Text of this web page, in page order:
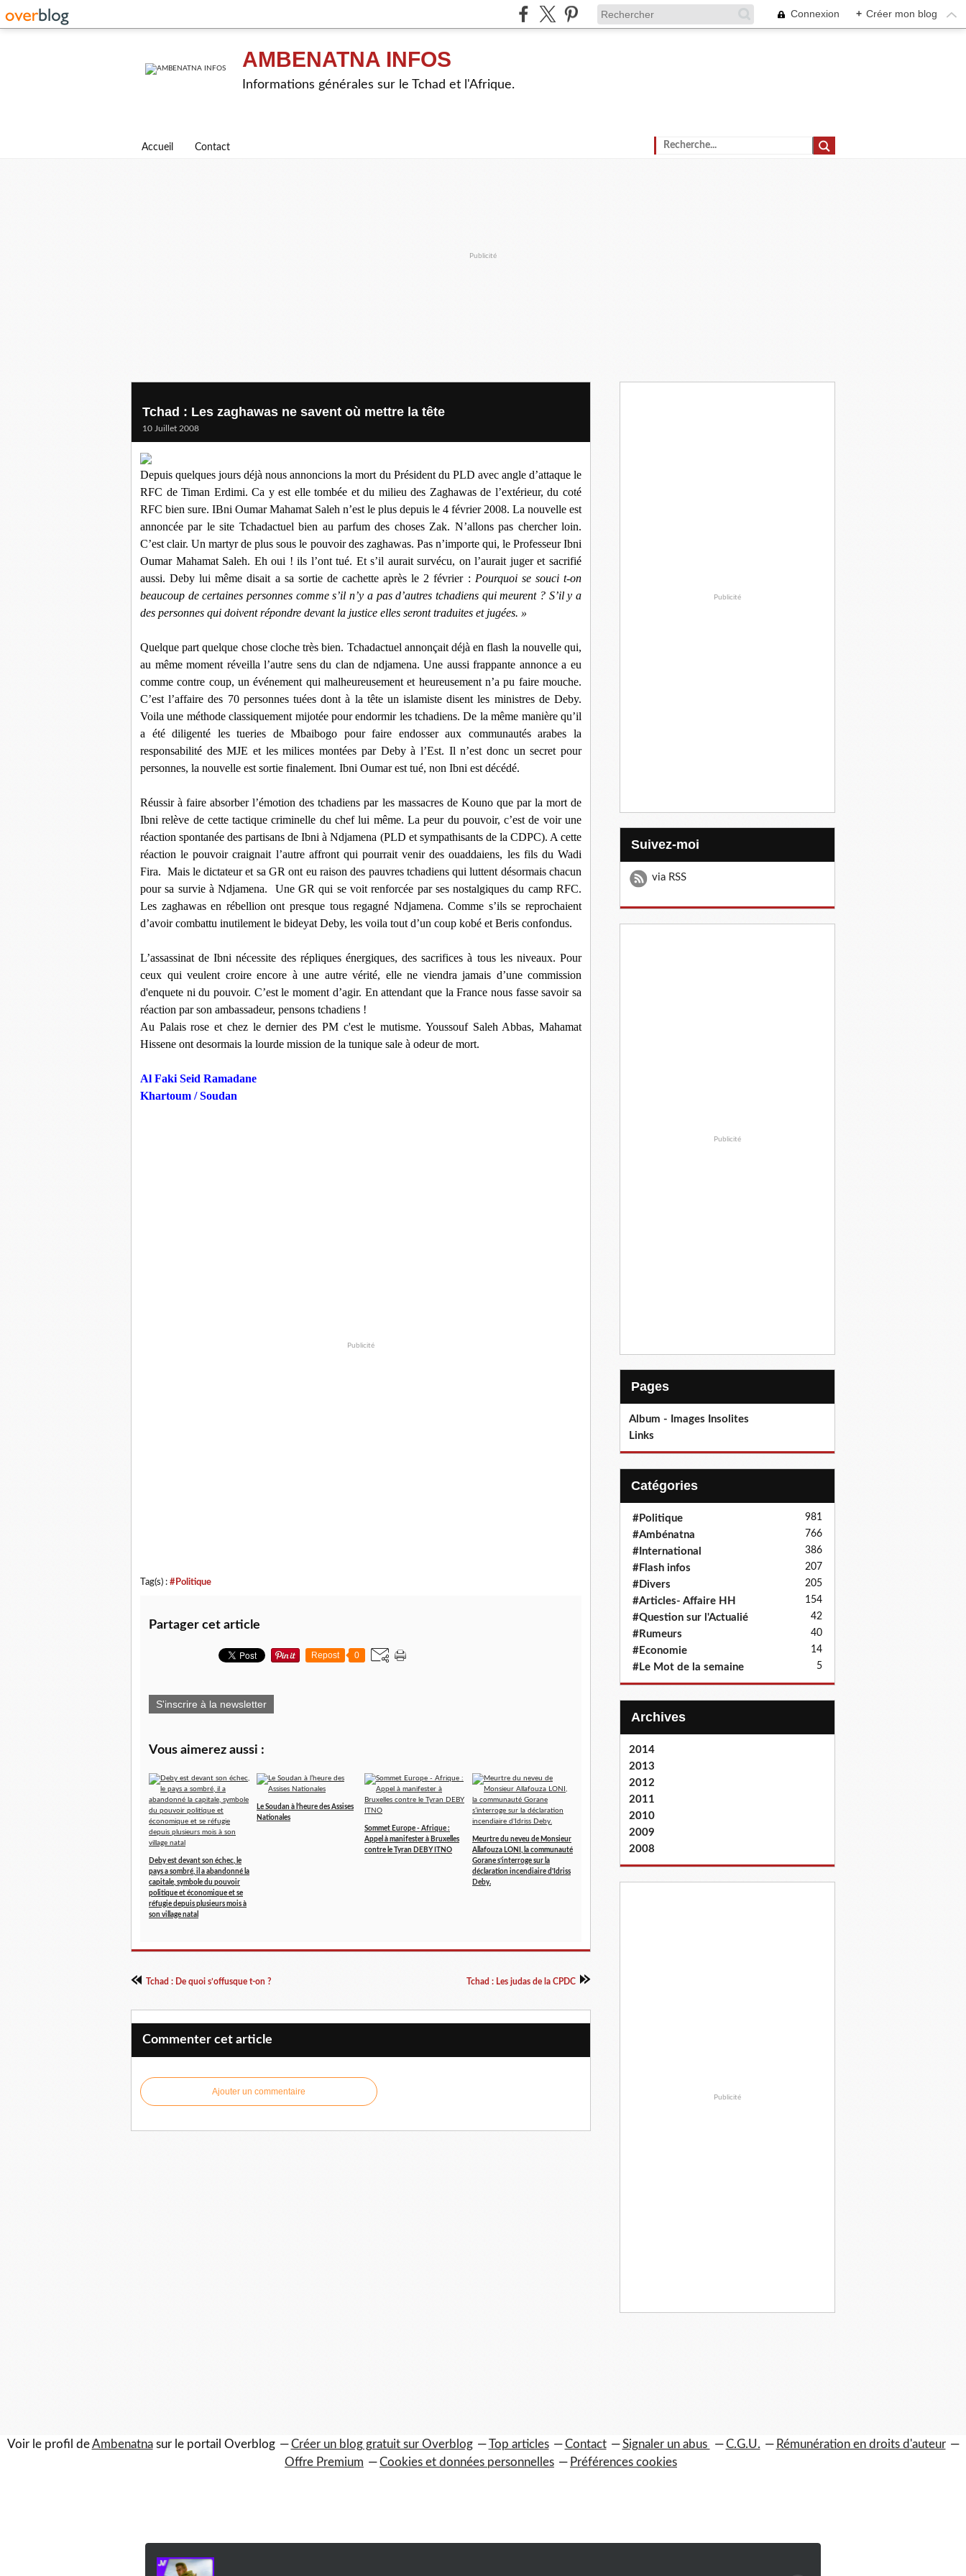
Connexion + Créer mon blog
AMBENATNA INFOS
Informations générales sur le Tchad et l'Afrique.
Accueil Contact
Publicité
Tchad : Les zaghawas ne savent où mettre la tête
10 Juillet 2008
Depuis quelques jours déjà nous annoncions la mort du Président du PLD avec angle d’attaque le
RFC de Timan Erdimi. Ca y est elle tombée et du milieu des Zaghawas de l’extérieur, du coté
RFC bien sure. IBni Oumar Mahamat Saleh n’est le plus depuis le 4 février 2008. La nouvelle est
annoncée par le site Tchadactuel bien au parfum des choses Zak. N’allons pas chercher loin.
C’est clair. Un martyr de plus sous le pouvoir des zaghawas. Pas n’importe qui, le Professeur Ibni
Oumar Mahamat Saleh. Eh oui ! ils l’ont tué. Et s’il aurait survécu, on l’aurait juger et sacrifié
aussi. Deby lui même disait a sa sortie de cachette après le 2 février : Pourquoi se souci t-on
beaucoup de certaines personnes comme s’il n’y a pas d’autres tchadiens qui meurent ? S’il y a
des personnes qui doivent répondre devant la justice elles seront traduites et jugées. »
Quelque part quelque chose cloche très bien. Tchadactuel annonçait déjà en flash la nouvelle qui,
au même moment réveilla l’autre sens du clan de ndjamena. Une aussi frappante annonce a eu
comme contre coup, un événement qui malheureusement et heureusement n’a pu faire mouche.
C’est l’affaire des 70 personnes tuées dont à la tête un islamiste disent les ministres de Deby.
Voila une méthode classiquement mijotée pour endormir les tchadiens. De la même manière qu’il
a été diligenté les tueries de Mbaibogo pour faire endosser aux communautés arabes la
responsabilité des MJE et les milices montées par Deby à l’Est. Il n’est donc un secret pour
personnes, la nouvelle est sortie finalement. Ibni Oumar est tué, non Ibni est décédé.
Réussir à faire absorber l’émotion des tchadiens par les massacres de Kouno que par la mort de
Ibni relève de cette tactique criminelle du chef lui même. La peur du pouvoir, c’est de voir une
réaction spontanée des partisans de Ibni à Ndjamena (PLD et sympathisants de la CDPC). A cette
réaction le pouvoir craignait l’autre affront qui pourrait venir des ouaddaiens, les fils du Wadi
Fira. Mais le dictateur et sa GR ont eu raison des pauvres tchadiens qui luttent désormais chacun
pour sa survie à Ndjamena.
Une GR qui se voit renforcée par ses nostalgiques du camp RFC.
Les zaghawas en rébellion ont presque tous regagné Ndjamena. Comme s’ils se reprochaient
d’avoir combattu inutilement le bideyat Deby, les voila tout d’un coup kobé et Beris confondus.
L’assassinat de Ibni nécessite des répliques énergiques, des sacrifices à tous les niveaux. Pour
ceux qui veulent croire encore à une autre vérité, elle ne viendra jamais d’une commission
d'enquete ni du pouvoir. C’est le moment d’agir. En attendant que la France nous fasse savoir sa
réaction par son ambassadeur, pensons tchadiens !
Au Palais rose et chez le dernier des PM c'est le mutisme. Youssouf Saleh Abbas, Mahamat
Hissene ont desormais la lourde mission de la tunique sale à odeur de mort.
Al Faki Seid Ramadane
Khartoum / Soudan
Publicité
Tag(s) : #Politique
Partager cet article
Repost 0
S'inscrire à la newsletter
Vous aimerez aussi :
Deby est devant son échec, le
pays a sombré, il a abandonné la
capitale, symbole du pouvoir
politique et économique et se
réfugie depuis plusieurs mois à
son village natal
Le Soudan à l’heure des Assises
Nationales
Sommet Europe - Afrique :
Appel à manifester à Bruxelles
contre le Tyran DEBY ITNO
Meurtre du neveu de Monsieur
Allafouza LONI, la communauté
Gorane s’interroge sur la
déclaration incendiaire d'Idriss
Deby.
Tchad : De quoi s’offusque t-on ? Tchad : Les judas de la CPDC
Commenter cet article
Ajouter un commentaire
Publicité
Suivez-moi
via RSS
Publicité
Pages
Album - Images Insolites
Links
Catégories
#Politique 981
#Ambénatna 766
#International 386
#Flash infos 207
#Divers 205
#Articles- Affaire HH 154
#Question sur l'Actualié 42
#Rumeurs 40
#Economie 14
#Le Mot de la semaine 5
Archives
2014
2013
2012
2011
2010
2009
2008
Publicité
Voir le profil deAmbenatnasur le portail Overblog Créer un blog gratuit sur Overblog Top articles Contact Signaler un abus C.G.U.
Rémunération en droits d'auteur
Offre Premium
Cookies et données personnelles Préférences cookies